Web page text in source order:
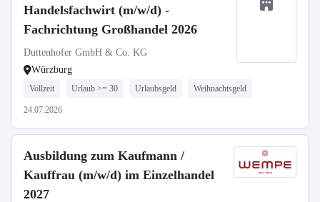
Handelsfachwirt (m/w/d) -
Fachrichtung Großhandel 2026
Duttenhofer GmbH & Co. KG
Würzburg
Vollzeit Urlaub >= 30 Urlaubsgeld Weihnachtsgeld
24.07.2026
Ausbildung zum Kaufmann /
Kauffrau (m/w/d) im Einzelhandel
2027